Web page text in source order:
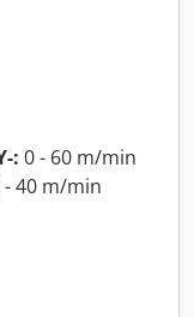
: 0 - 60 m/min
- 40 m/min